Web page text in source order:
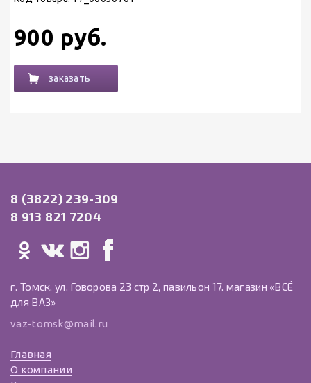
900 руб.
заказать
8 (3822) 239-309
8 913 821 7204
г. Томск, ул. Говорова 23 стр 2, павильон 17. магазин «ВСЁ
для ВАЗ»
vaz-tomsk@mail.ru
Главная
О компании